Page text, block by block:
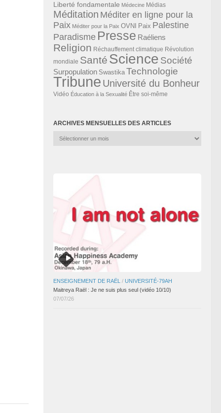
Liberté fondamentale Médecine Médias
Méditation Méditer en ligne pour la
Paix Méditer pour la Paix OVNI Paix Palestine
Paradisme Presse Raéliens
Religion Réchauffement climatique Révolution
mondiale Santé Science Société
Surpopulation Swastika Technologie
Tribune Université du Bonheur
Vidéo Éducation à la Sexualité Être soi-même
ARCHIVES MENSUELLES DES ARTICLES
Archives
ENSEIGNEMENT DE RAËL / UNIVERSITÉ-79AH
Maitreya Raël : Je ne suis plus seul (vidéo 10/10)
07/07/26